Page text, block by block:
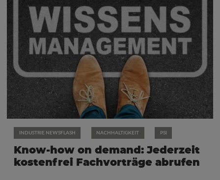
INDUSTRIE NEWSFLASH NACHHALTIGKEIT PSI
Know-how on demand: Jederzeit
kostenfrei Fachvorträge abrufen